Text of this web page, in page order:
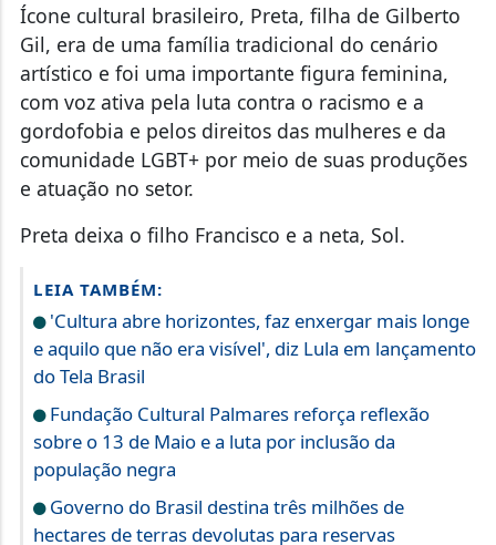
Ícone cultural brasileiro, Preta, filha de Gilberto
Gil, era de uma família tradicional do cenário
artístico e foi uma importante figura feminina,
com voz ativa pela luta contra o racismo e a
gordofobia e pelos direitos das mulheres e da
comunidade LGBT+ por meio de suas produções
e atuação no setor.
Preta deixa o filho Francisco e a neta, Sol.
LEIA TAMBÉM:
'Cultura abre horizontes, faz enxergar mais longe
e aquilo que não era visível', diz Lula em lançamento
do Tela Brasil
Fundação Cultural Palmares reforça reflexão
sobre o 13 de Maio e a luta por inclusão da
população negra
Governo do Brasil destina três milhões de
hectares de terras devolutas para reservas